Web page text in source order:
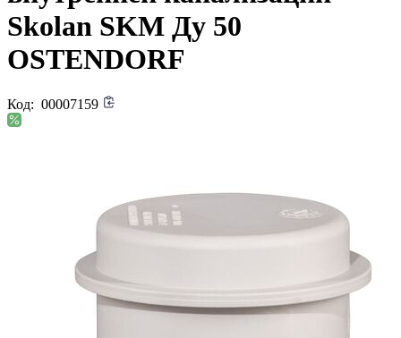
Skolan SKM Ду 50
OSTENDORF
Код: 00007159